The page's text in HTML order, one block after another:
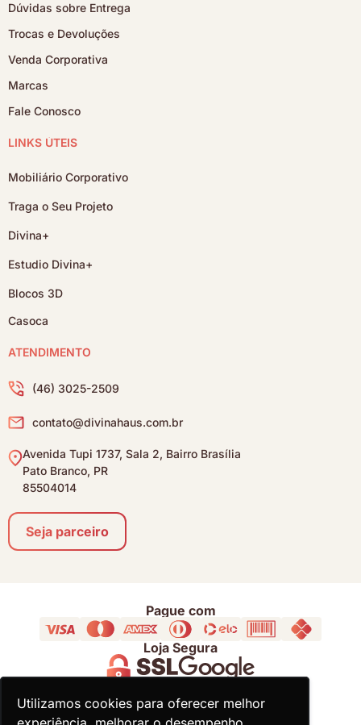
Utilizamos cookies para oferecer melhor
Utilizamos cookies para oferecer melhor
Dúvidas sobre Entrega
Trocas e Devoluções
Venda Corporativa
Marcas
Fale Conosco
LINKS ÚTEIS
Mobiliário Corporativo
Traga o Seu Projeto
Divina+
Estudio Divina+
Blocos 3D
Casoca
ATENDIMENTO
(46) 3025-2509
contato@divinahaus.com.br
Avenida Tupi 1737, Sala 2, Bairro Brasília
Pato Branco, PR
85504014
Seja parceiro
Pague com
Loja Segura
Acompanhe